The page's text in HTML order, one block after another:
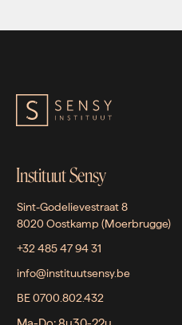
Instituut Sensy
Sint-Godelievestraat 8
8020 Oostkamp (Moerbrugge)
+32 485 47 94 31
info@instituutsensy.be
BE 0700.802.432